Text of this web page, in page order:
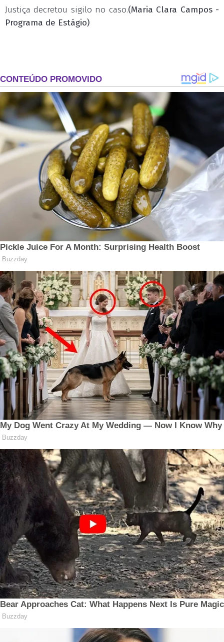
Justiça decretou sigilo no caso.(Maria Clara Campos -
Programa de Estágio)